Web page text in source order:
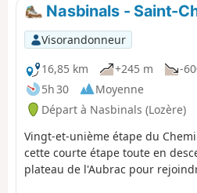
le village d'Aurelle est
depuis 1948, il reste le lieu
sanctuaire le plus représentatif
Haut Rouergue. Ici même, une
civilisation rurale venant du fond
âges disparaît et s'efface de nos
mémoires.
Nasbinals - Saint-
Visorandonneur
16,85 km
+245 m
-
5h 30
Moyenne
Départ à Nasbinals (Lozère)
Vingt-et-unième étape du
cette courte étape toute en
plateau de l'Aubrac pour